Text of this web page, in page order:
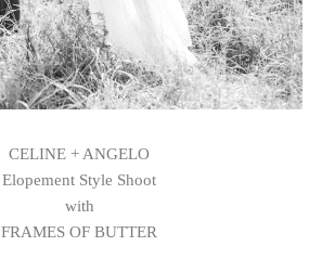
CELINE + ANGELO
Elopement Style Shoot
with
FRAMES OF BUTTER